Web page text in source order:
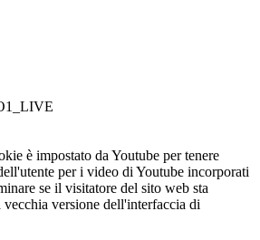
è impostato da Youtube per tenere
per i video di Youtube incorporati
se il visitatore del sito web sta
versione dell'interfaccia di